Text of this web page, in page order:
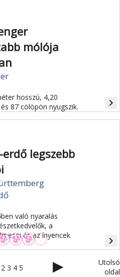
mólója
hosszú, 4,20
87 cölöpön nyugszik.
navigate_next
erdő legszebb
való nyaralás
a
és az ínyencek
navigate_next
2 3 4 5 ▶
Utolsó
oldal